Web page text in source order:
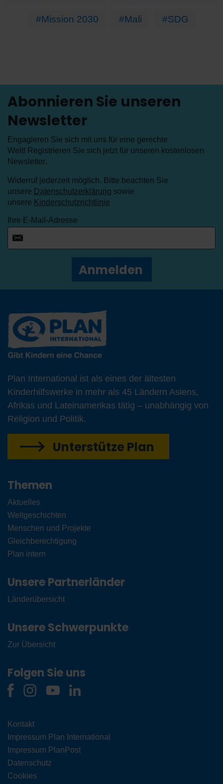
#Mission 2030 #Mali #SDG
Abonnieren Sie unseren
Newsletter
Engagieren Sie sich mit uns für eine gerechte
Welt! Registrieren Sie sich jetzt für unseren kostenlosen
Newsletter.
Widerruf jederzeit möglich. Bitte beachten Sie
unsere Datenschutzerklärung sowie
unsere Kinderschutzrichtlinie
Ihre E-Mail-Adresse
Anmelden
Plan International ist als eines der ältesten
Kinderhilfswerke in mehr als 45 Ländern Asiens,
Afrikas und Lateinamerikas tätig – unabhängig von
Religion und Politik.
Unterstütze Plan
Themen
Aktuelles
Weltgeschichten
Menschen und Projekte
Gleichberechtigung
Plan intern
Unsere Partnerländer
Länderübersicht
Unsere Schwerpunkte
Zur Übersicht
Folgen Sie uns
Kontakt
Impressum Plan International
Impressum PlanPost
Datenschutz
Cookies